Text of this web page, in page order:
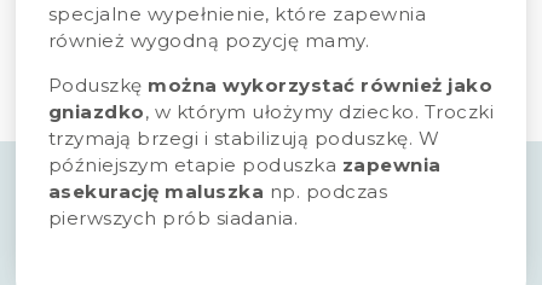
specjalne wypełnienie, które zapewnia
również wygodną pozycję mamy.
Poduszkę można wykorzystać również jako
gniazdko, w którym ułożymy dziecko. Troczki
trzymają brzegi i stabilizują poduszkę. W
późniejszym etapie poduszka zapewnia
asekurację maluszka np. podczas
pierwszych prób siadania.